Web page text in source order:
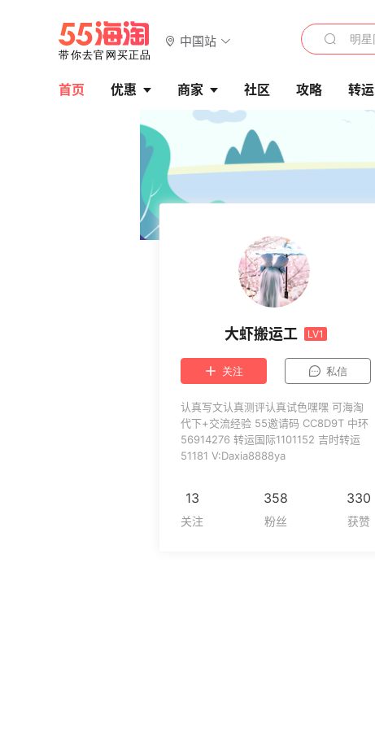
中国站
首页 优惠 商家 社区 攻略 转运
大虾搬运工 LV1
关注 私信
认真写文认真测评认真试色嘿嘿 可海淘
代下+交流经验 55邀请码 CC8D9T 中环
56914276 转运国际1101152 吉时转运
51181 V:Daxia8888ya
13 358 330